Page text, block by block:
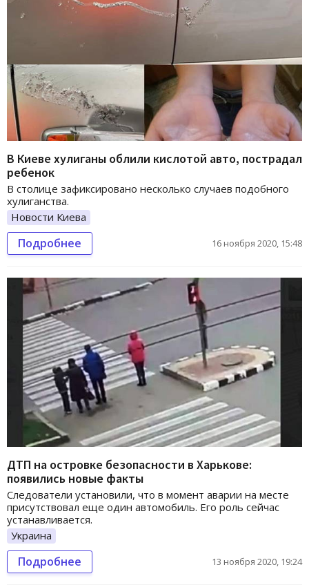
В Киеве хулиганы облили кислотой авто, пострадал
ребенок
В столице зафиксировано несколько случаев подобного
хулиганства.
Новости Киева
Подробнее 16 ноября 2020, 15:48
ДТП на островке безопасности в Харькове:
появились новые факты
Следователи установили, что в момент аварии на месте
присутствовал еще один автомобиль. Его роль сейчас
устанавливается.
Украина
Подробнее 13 ноября 2020, 19:24